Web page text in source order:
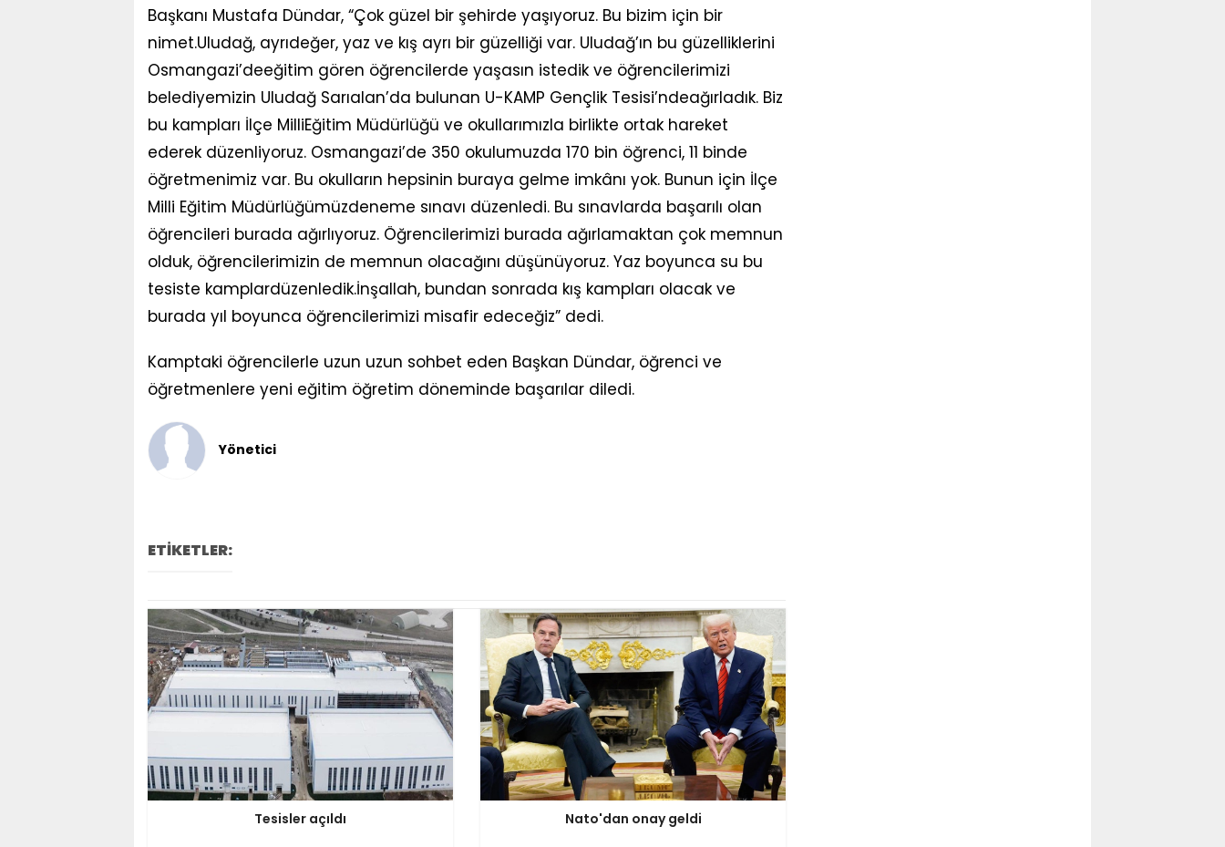
Başkanı Mustafa Dündar, “Çok güzel bir şehirde yaşıyoruz. Bu bizim için bir
nimet.Uludağ, ayrıdeğer, yaz ve kış ayrı bir güzelliği var. Uludağ’ın bu güzelliklerini
Osmangazi’deeğitim gören öğrencilerde yaşasın istedik ve öğrencilerimizi
belediyemizin Uludağ Sarıalan’da bulunan U-KAMP Gençlik Tesisi’ndeağırladık. Biz
bu kampları İlçe MilliEğitim Müdürlüğü ve okullarımızla birlikte ortak hareket
ederek düzenliyoruz. Osmangazi’de 350 okulumuzda 170 bin öğrenci, 11 binde
öğretmenimiz var. Bu okulların hepsinin buraya gelme imkânı yok. Bunun için İlçe
Milli Eğitim Müdürlüğümüzdeneme sınavı düzenledi. Bu sınavlarda başarılı olan
öğrencileri burada ağırlıyoruz. Öğrencilerimizi burada ağırlamaktan çok memnun
olduk, öğrencilerimizin de memnun olacağını düşünüyoruz. Yaz boyunca su bu
tesiste kamplardüzenledik.İnşallah, bundan sonrada kış kampları olacak ve
burada yıl boyunca öğrencilerimizi misafir edeceğiz” dedi.
Kamptaki öğrencilerle uzun uzun sohbet eden Başkan Dündar, öğrenci ve
öğretmenlere yeni eğitim öğretim döneminde başarılar diledi.
Yönetici
ETİKETLER:
Tesisler açıldı Nato'dan onay geldi